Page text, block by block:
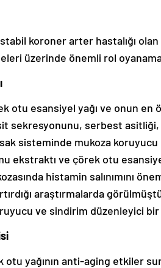
stabil koroner arter hastalığı
üzerinde önemli rol
otu esansiyel yağı ve onun
sekresyonunu, serbest
sisteminde mukoza
ekstraktı ve çörek otu
histamin salınımını
araştırmalarda
ve sindirim düzenleyici bir
yağının anti-aging etkiler